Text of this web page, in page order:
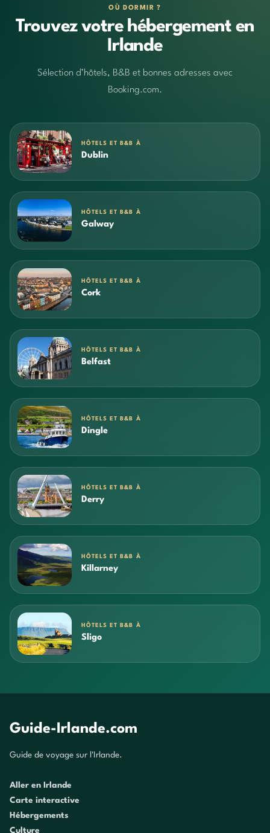
OÙ DORMIR ?
Trouvez votre hébergement en
Irlande
Sélection d’hôtels, B&B et bonnes adresses avec
Booking.com.
HÔTELS ET B&B À
Dublin
HÔTELS ET B&B À
Galway
HÔTELS ET B&B À
Cork
HÔTELS ET B&B À
Belfast
HÔTELS ET B&B À
Dingle
HÔTELS ET B&B À
Derry
HÔTELS ET B&B À
Killarney
HÔTELS ET B&B À
Sligo
Guide-Irlande.com
Guide de voyage sur l'Irlande.
Aller en Irlande
Carte interactive
Hébergements
Culture